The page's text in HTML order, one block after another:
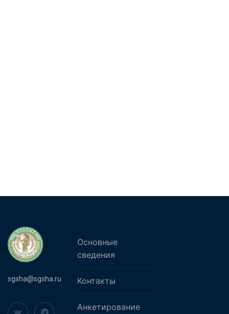
sgsha@sgsha.ru
Основные
сведения
Контакты
Анкетирование